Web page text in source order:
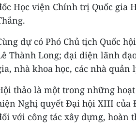
Học viện Chính trị Quốc gia
dự có Phó Chủ tịch Quốc
Thành Long; đại diện lãnh
nhà khoa học, các nhà
thảo là một trong những
Nghị quyết Đại hội XIII của
với công tác xây dựng, hoàn